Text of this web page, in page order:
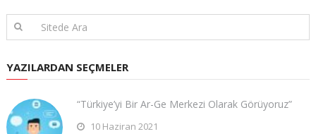
YAZILARDAN SEÇMELER
“Türkiye’yi Bir Ar-Ge Merkezi Olarak Görüyoruz”
10 Haziran 2021